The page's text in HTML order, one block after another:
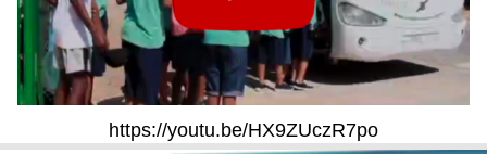
https://youtu.be/HX9ZUczR7po